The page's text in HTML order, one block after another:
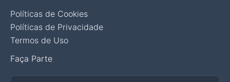
Políticas de Cookies
Políticas de Privacidade
Termos de Uso
Faça Parte